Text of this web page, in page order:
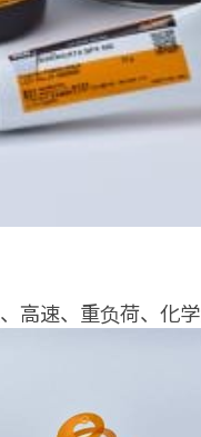
高速、重负荷、化